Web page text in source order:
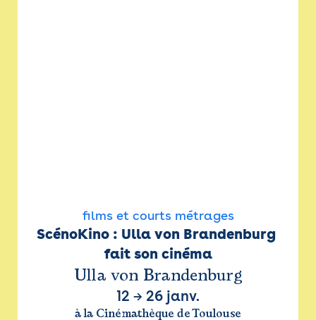
films et courts métrages
ScénoKino : Ulla von Brandenburg
fait son cinéma
Ulla von Brandenburg
12 → 26 janv.
à la Cinémathèque de Toulouse